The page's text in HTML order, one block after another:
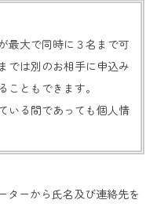
大で同時に３名まで可
では別のお相手に申込み
こともできます。
いる間であっても個人情
ーから氏名及び連絡先を